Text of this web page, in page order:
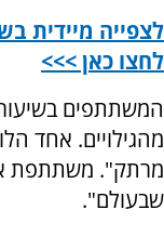
לצפייה מיידית
לחצו כאן >>>
המשתתפים
מהגילויים. אחד
מרתק". משתתפת
שבעולם".